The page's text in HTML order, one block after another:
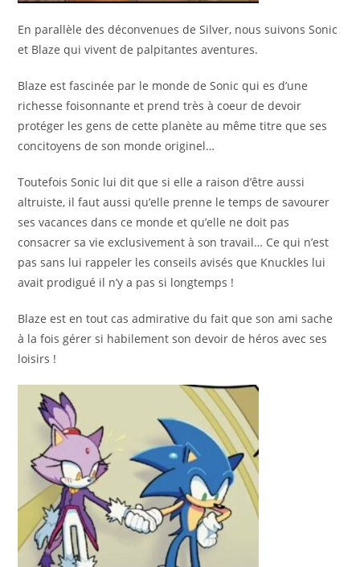
En parallèle des déconvenues de Silver, nous suivons Sonic
et Blaze qui vivent de palpitantes aventures.
Blaze est fascinée par le monde de Sonic qui es d’une
richesse foisonnante et prend très à coeur de devoir
protéger les gens de cette planète au même titre que ses
concitoyens de son monde originel…
Toutefois Sonic lui dit que si elle a raison d’être aussi
altruiste, il faut aussi qu’elle prenne le temps de savourer
ses vacances dans ce monde et qu’elle ne doit pas
consacrer sa vie exclusivement à son travail… Ce qui n’est
pas sans lui rappeler les conseils avisés que Knuckles lui
avait prodigué il n’y a pas si longtemps !
Blaze est en tout cas admirative du fait que son ami sache
à la fois gérer si habilement son devoir de héros avec ses
loisirs !